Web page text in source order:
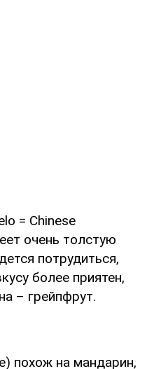
= Chinese
очень толстую
потрудиться,
более приятен,
– грейпфрут.
похож на мандарин,